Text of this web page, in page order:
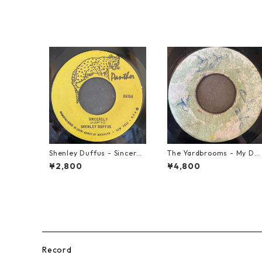
Shenley Duffus - Sincerel
y【7-22021】
¥2,800
The Yardbrooms - My
ire【7-21922】
¥4,800
Record